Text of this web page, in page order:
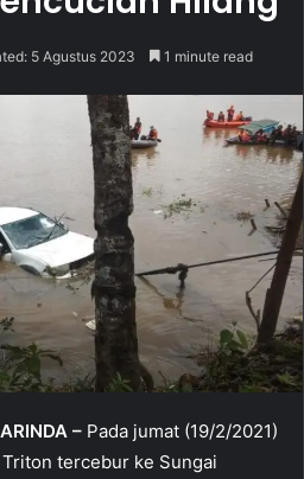
5 Agustus 2023 1 minute read
– Pada jumat (19/2/2021)
tercebur ke Sungai